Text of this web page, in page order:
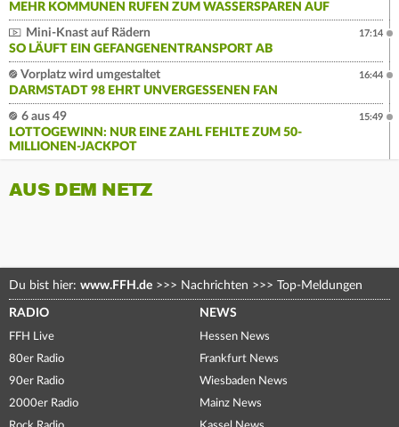
MEHR KOMMUNEN RUFEN ZUM WASSERSPAREN AUF
Mini-Knast auf Rädern
SO LÄUFT EIN GEFANGENENTRANSPORT AB
17:14
Vorplatz wird umgestaltet
DARMSTADT 98 EHRT UNVERGESSENEN FAN
16:44
6 aus 49
LOTTOGEWINN: NUR EINE ZAHL FEHLTE ZUM 50-
MILLIONEN-JACKPOT
15:49
AUS DEM NETZ
Du bist hier: www.FFH.de >>> Nachrichten >>> Top-Meldungen
RADIO
FFH Live
80er Radio
90er Radio
2000er Radio
NEWS
Hessen News
Frankfurt News
Wiesbaden News
Mainz News